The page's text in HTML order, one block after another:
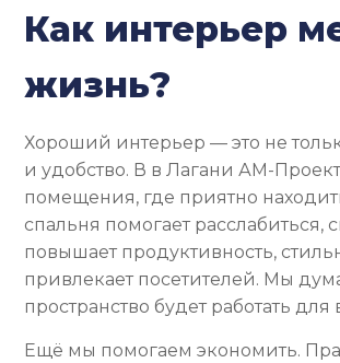
Как интерьер
жизнь?
Хороший интерьер — это не
и удобство. В в Лагани АМ-
помещения, где приятно
спальня помогает расслабиться,
повышает продуктивность,
привлекает посетителей. Мы
пространство будет работать для
Ещё мы помогаем экономить.